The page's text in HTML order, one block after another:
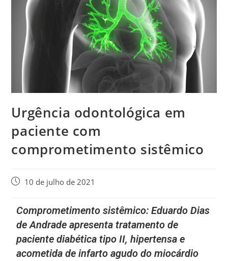
Urgência odontológica em
paciente com
comprometimento sistêmico
10 de julho de 2021
Comprometimento sistêmico: Eduardo Dias
de Andrade apresenta tratamento de
paciente diabética tipo II, hipertensa e
acometida de infarto agudo do miocárdio